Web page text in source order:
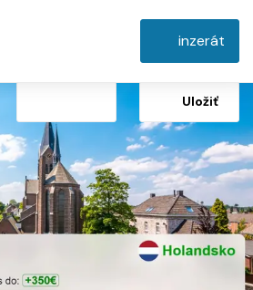
inzerát
Uložiť